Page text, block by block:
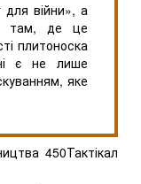
війни», а
там, де це
плитоноска
є не лише
яке
450Тактікал